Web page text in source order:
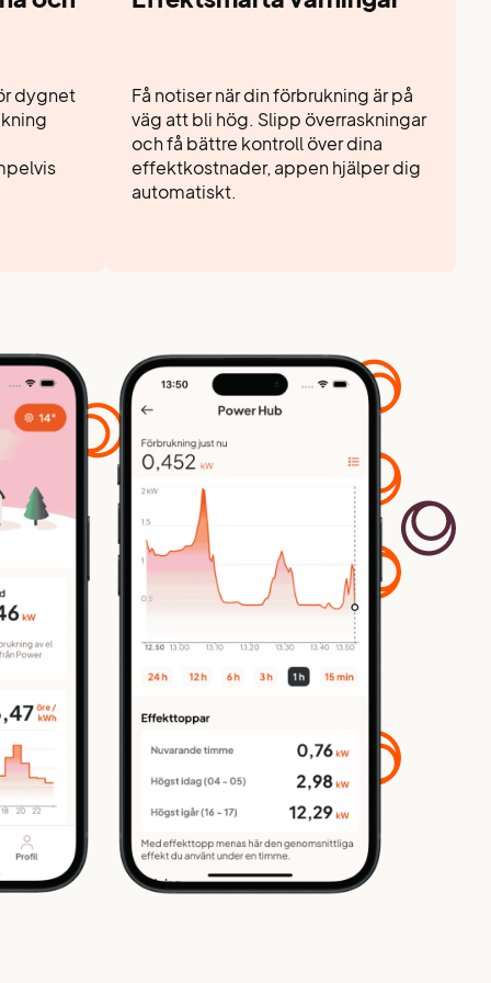
dygnet
Få notiser när din förbrukning är på
väg att bli hög. Slipp överraskningar
och få bättre kontroll över dina
effektkostnader, appen hjälper dig
automatiskt.